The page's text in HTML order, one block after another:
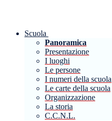
Scuola
Panoramica
Presentazione
I luoghi
Le persone
I numeri della scuola
Le carte della scuola
Organizzazione
La storia
C.C.N.L.